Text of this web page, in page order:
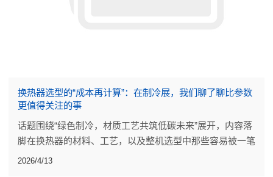
换热器选型的“成本再计算”：在制冷展，我们聊了聊比参数
更值得关注的事
话题围绕“绿色制冷，材质工艺共筑低碳未来”展开，内容落
脚在换热器的材料、工艺，以及整机选型中那些容易被一笔
带过的细节。
2026/4/13